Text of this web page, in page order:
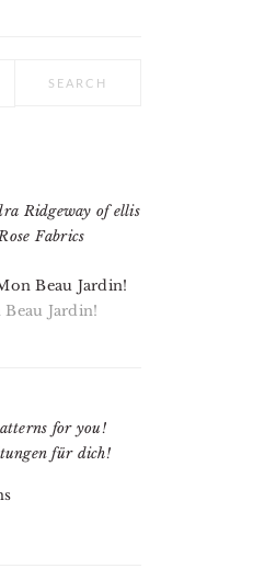
Beau Jardin!
Jardin!
for you!
für dich!